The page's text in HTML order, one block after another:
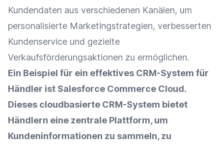
Kundendaten aus verschiedenen Kanälen, um
personalisierte Marketingstrategien, verbesserten
Kundenservice und gezielte
Verkaufsförderungsaktionen zu ermöglichen.
Ein Beispiel für ein effektives CRM-System für
Händler ist Salesforce Commerce Cloud.
Dieses cloudbasierte CRM-System bietet
Händlern eine zentrale Plattform, um
Kundeninformationen zu sammeln, zu